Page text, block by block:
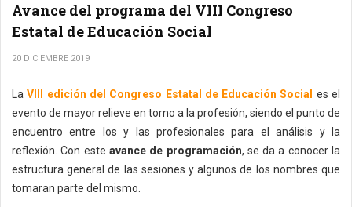
Avance del programa del VIII Congreso
Estatal de Educación Social
20 DICIEMBRE 2019
LaVIII edición del Congreso Estatal de Educación Social
es el
evento de mayor relieve en torno a la profesión, siendo el punto de
encuentro entre los y las profesionales para el análisis y la
reflexión. Con este avance de programación, se da a conocer la
estructura general de las sesiones y algunos de los nombres que
tomaran parte del mismo.